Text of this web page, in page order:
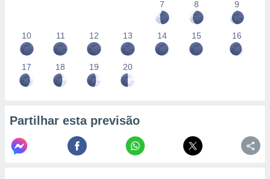
7
8 9
10 11 12 13 14 15 16
17 18 19 20
Partilhar esta previsão